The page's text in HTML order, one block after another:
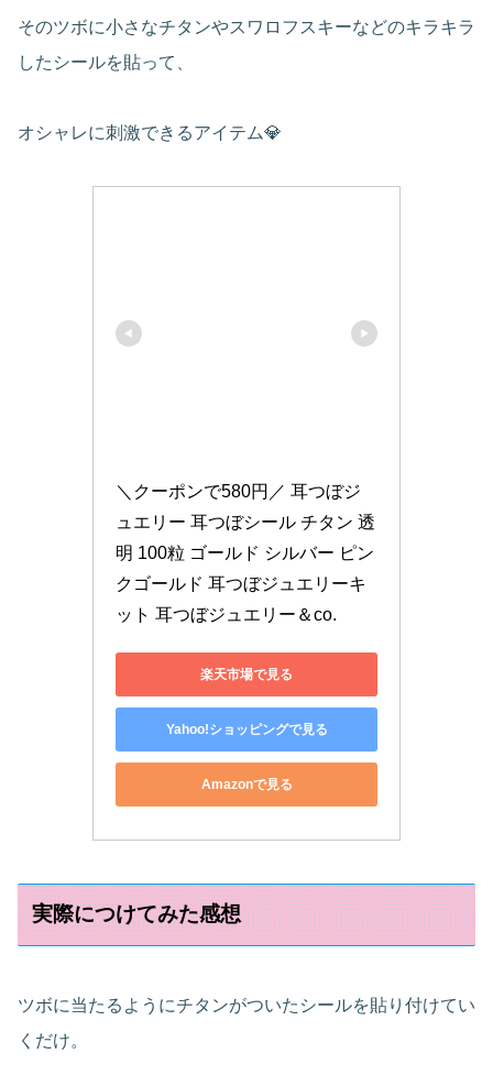
そのツボに小さなチタンやスワロフスキーなどのキラキラ
したシールを貼って、
オシャレに刺激できるアイテム💎
＼クーポンで580円／ 耳つぼジ
ュエリー 耳つぼシール チタン 透
明 100粒 ゴールド シルバー ピン
クゴールド 耳つぼジュエリーキ
ット 耳つぼジュエリー＆co.
楽天市場で見る
Yahoo!ショッピングで見る
Amazonで見る
実際につけてみた感想
ツボに当たるようにチタンがついたシールを貼り付けてい
くだけ。